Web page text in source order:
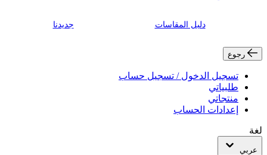
دليل المقاسات جديدنا
رجوع
تسجيل الدخول / تسجيل حساب
طلبياتي
منتجاتي
إعدادات الحساب
لغة
عربي